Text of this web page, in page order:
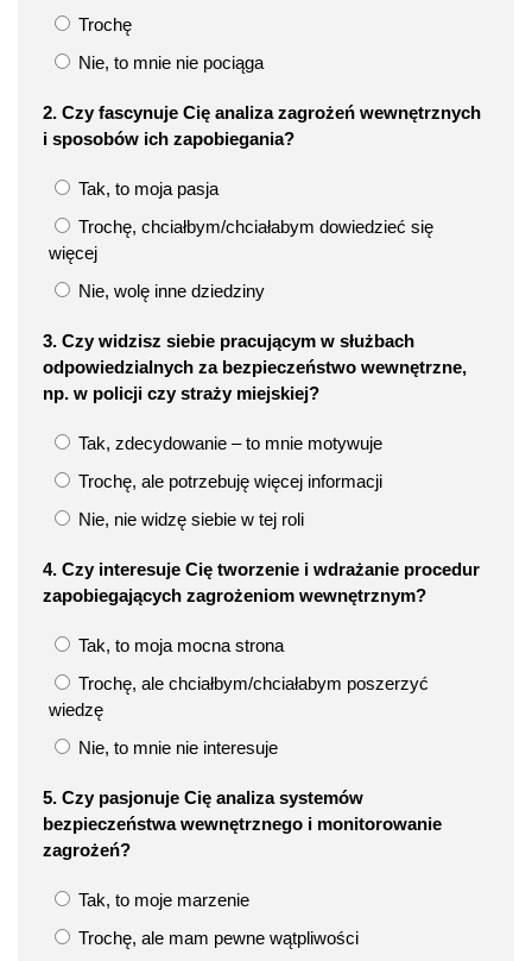
Trochę
Nie, to mnie nie pociąga
2. Czy fascynuje Cię analiza zagrożeń wewnętrznych
i sposobów ich zapobiegania?
Tak, to moja pasja
Trochę, chciałbym/chciałabym dowiedzieć się
więcej
Nie, wolę inne dziedziny
3. Czy widzisz siebie pracującym w służbach
odpowiedzialnych za bezpieczeństwo wewnętrzne,
np. w policji czy straży miejskiej?
Tak, zdecydowanie – to mnie motywuje
Trochę, ale potrzebuję więcej informacji
Nie, nie widzę siebie w tej roli
4. Czy interesuje Cię tworzenie i wdrażanie procedur
zapobiegających zagrożeniom wewnętrznym?
Tak, to moja mocna strona
Trochę, ale chciałbym/chciałabym poszerzyć
wiedzę
Nie, to mnie nie interesuje
5. Czy pasjonuje Cię analiza systemów
bezpieczeństwa wewnętrznego i monitorowanie
zagrożeń?
Tak, to moje marzenie
Trochę, ale mam pewne wątpliwości